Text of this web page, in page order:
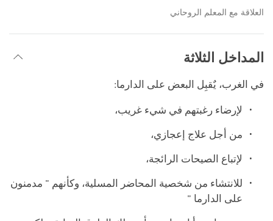
العلاقة مع المعلم الروحاني
المداخل الثلاثة
في الغرب، يٌقبِل البعض على الدارما:
لإرضاء رغبتهم في شيء غريب،
من أجل علاج إعجازي،
لإتباع الصيحات الرائجة،
للانتشاء من شخصية المحاضر المسلية، وكأنهم " مدمنون
على الدارما "